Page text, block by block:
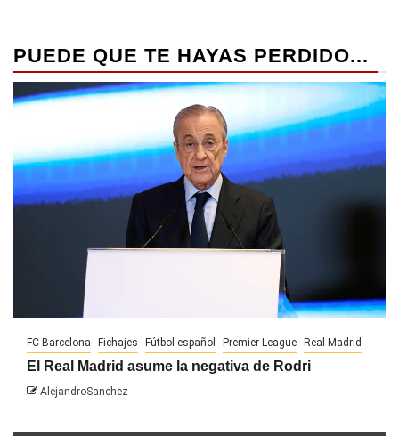
PUEDE QUE TE HAYAS PERDIDO...
FC Barcelona Fichajes Fútbol español Premier League Real Madrid
El Real Madrid asume la negativa de Rodri
AlejandroSanchez